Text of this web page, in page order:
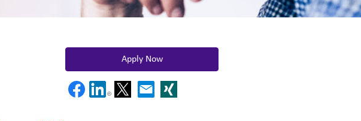
Apply Now